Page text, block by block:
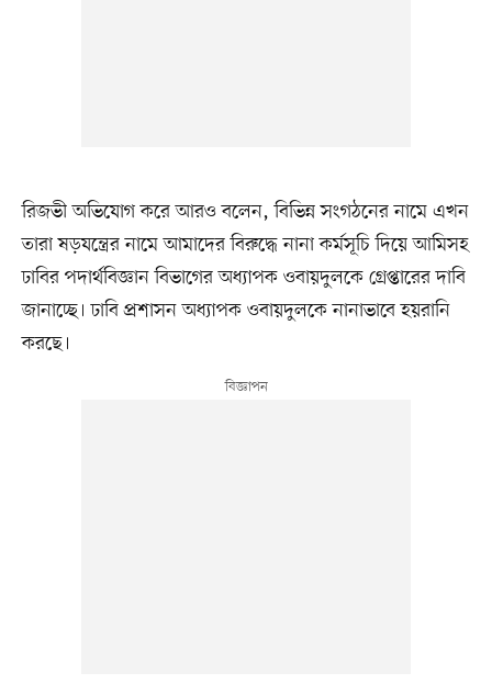
রিজভী অভিযোগ করে আরও বলেন, বিভিন্ন সংগঠনের নামে এখন
তারা ষড়যন্ত্রের নামে আমাদের বিরুদ্ধে নানা কর্মসূচি দিয়ে আমিসহ
ঢাবির পদার্থবিজ্ঞান বিভাগের অধ্যাপক ওবায়দুলকে গ্রেপ্তারের দাবি
জানাচ্ছে। ঢাবি প্রশাসন অধ্যাপক ওবায়দুলকে নানাভাবে হয়রানি
করছে।